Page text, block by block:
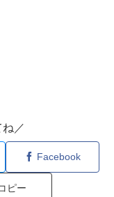
／
Facebook
ピー